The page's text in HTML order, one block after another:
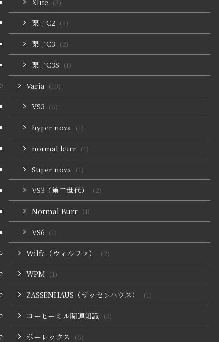
(3)
栗子C2 (4)
栗子C3 (2)
栗子C3S (1)
Varia (10)
VS3 (6)
hyper nova (1)
normal burr (1)
Super nova (1)
VS3（第二世代） (2)
Normal Burr (1)
VS6 (1)
Wilfa（ウィルファ） (2)
WPM (1)
ZASSENHAUS（ザッセンハウス） (1)
コーヒーミル関連知識 (3)
ポーレックス (5)